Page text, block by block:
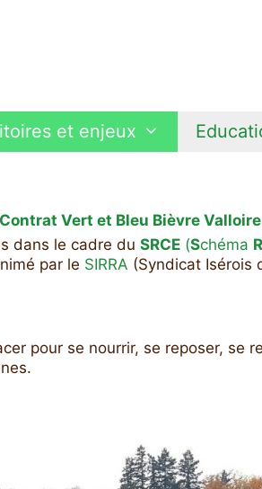
et enjeux
Contrat Vert et Bleu Bièvre Valloire
dans le cadre du SRCE (Schéma R
par le SIRRA (Syndicat Isérois
pour se nourrir, se reposer, se